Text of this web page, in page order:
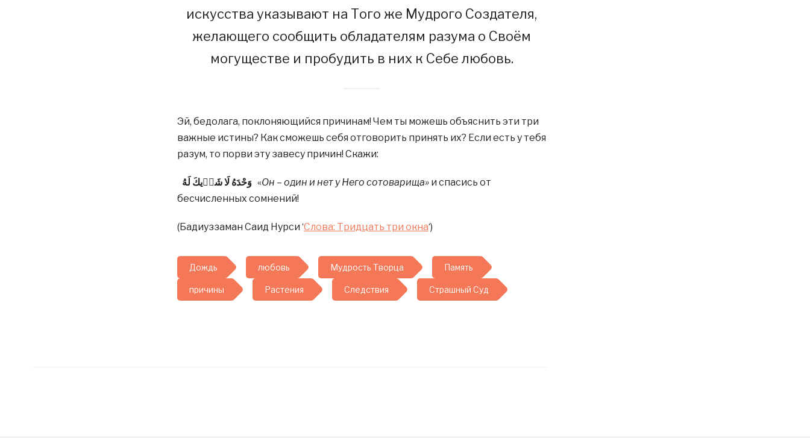
искусства указывают на Того же Мудрого Создателя,
желающего сообщить обладателям разума о Своём
могуществе и пробудить в них к Себе любовь.
Эй, бедолага, поклоняющийся причинам! Чем ты можешь объяснить эти три
важные истины? Как сможешь себя отговорить принять их? Если есть у тебя
разум, то порви эту завесу причин! Скажи:
وَحْدَهُ لَا شَرٖيكَ لَهُ‌ «Он – один и нет у Него сотоварища» и спасись от
бесчисленных сомнений!
(Бадиуззаман Саид Нурси ‘Слова: Тридцать три окна‘)
Дождь любовь Мудрость Творца Память
причины Растения Следствия Страшный Суд